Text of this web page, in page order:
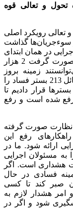
تحول و تعالی قوه
تعالی رویکرد اصلی
سوءجریان‌ها گذاشت
در همان ابتدای
دوره تحول با یک آسیب‌شناسی مفصلی که صورت گرفت 2 هزار
زمینه بروز
برخی مفاسد را فراهم کنند که از بین این مسائل 213 بستر فساد را
قرار دادیم تا
50 مورد از اینها رفع شده است و رفع
نظارت صورت گرفته
رفع این
ارائه شود. ما در
به مسئولان اجرایی
هشداری است. اگر
فسادی در حال
صبر کند تا کسی
امر هشدار لازم به
شود و اگر در